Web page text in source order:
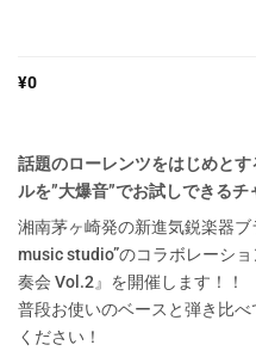
¥0
話題のローレンツをはじめと
ルを”大爆音”でお試しできるチ
湘南茅ヶ崎発の新進気鋭楽器
music studio”のコラボレーシ
奏会 Vol.2』を開催します！！
普段お使いのベースと弾き比
ください！